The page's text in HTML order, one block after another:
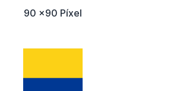
90 x90 Píxel